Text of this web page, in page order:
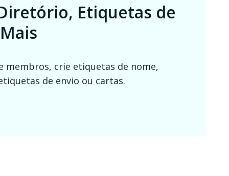
Etiquetas de
crie etiquetas de nome,
de envio ou cartas.